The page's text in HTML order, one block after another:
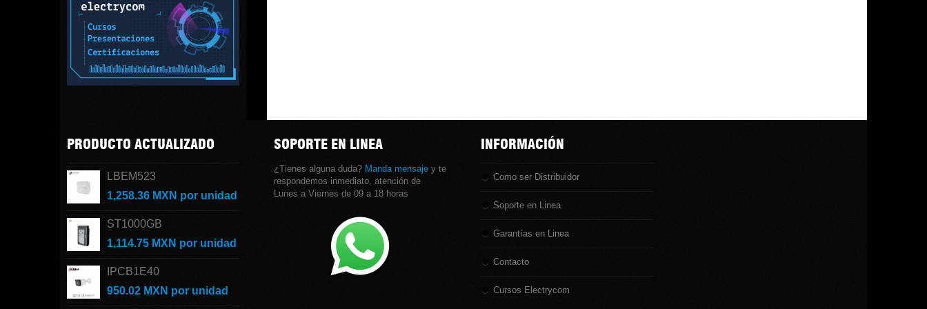
PRODUCTO ACTUALIZADO
LBEM523
1,258.36 MXN por unidad
ST1000GB
1,114.75 MXN por unidad
IPCB1E40
950.02 MXN por unidad
SOPORTE EN LINEA
¿Tienes alguna duda? Manda mensaje y te
respondemos inmediato, atención de
Lunes a Viernes de 09 a 18 horas
INFORMACIÓN
Como ser Distribuidor
Soporte en Linea
Garantías en Linea
Contacto
Cursos Electrycom